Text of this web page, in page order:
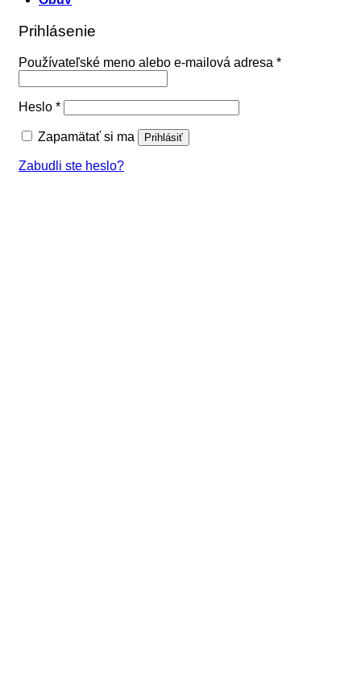
Prihlásenie
Používateľské meno alebo e-mailová adresa *Povinné
Heslo *Povinné
Zapamätať si ma Prihlásiť
Zabudli ste heslo?